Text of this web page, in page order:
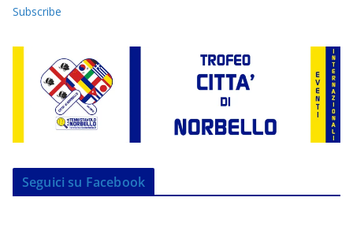
Subscribe
Seguici su Facebook